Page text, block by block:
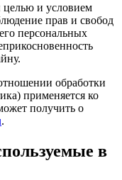
целью и условием
прав и свобод
персональных
обработки
применяется ко
получить о
.
в